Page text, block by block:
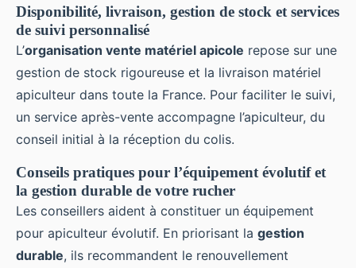
Disponibilité, livraison, gestion de stock et services
de suivi personnalisé
L’organisation vente matériel apicole repose sur une
gestion de stock rigoureuse et la livraison matériel
apiculteur dans toute la France. Pour faciliter le suivi,
un service après-vente accompagne l’apiculteur, du
conseil initial à la réception du colis.
Conseils pratiques pour l’équipement évolutif et
la gestion durable de votre rucher
Les conseillers aident à constituer un équipement
pour apiculteur évolutif. En priorisant la gestion
durable, ils recommandent le renouvellement